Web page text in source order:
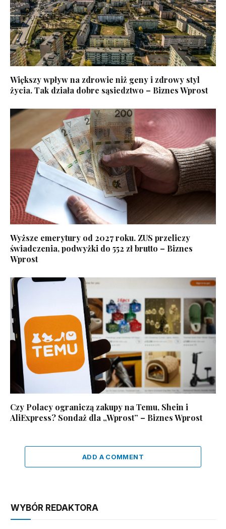
Większy wpływ na zdrowie niż geny i zdrowy styl
życia. Tak działa dobre sąsiedztwo – Biznes Wprost
Wyższe emerytury od 2027 roku. ZUS przeliczy
świadczenia, podwyżki do 552 zł brutto – Biznes
Wprost
Czy Polacy ograniczą zakupy na Temu, Shein i
AliExpress? Sondaż dla „Wprost” – Biznes Wprost
ADD A COMMENT
WYBÓR REDAKTORA